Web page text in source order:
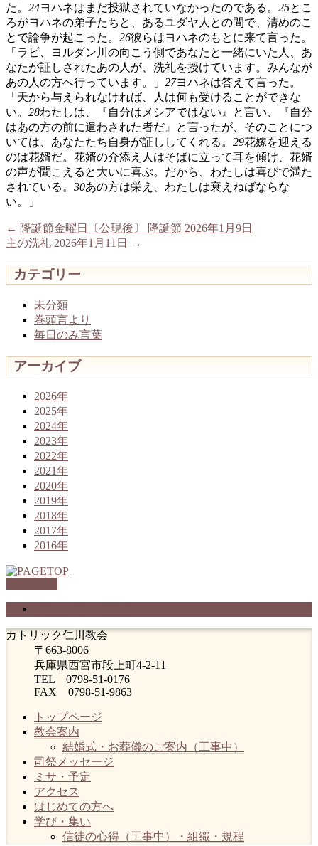
た。 24ヨハネはまだ投獄されていなかったのである。 25とこ
ろがヨハネの弟子たちと、あるユダヤ人との間で、清めのこ
とで論争が起こった。 26彼らはヨハネのもとに来て言った。
「ラビ、ヨルダン川の向こう側であなたと一緒にいた人、あ
なたが証しされたあの人が、洗礼を授けています。みんなが
あの人の方へ行っています。」 27ヨハネは答えて言った。
「天から与えられなければ、人は何も受けることができな
い。 28わたしは、『自分はメシアではない』と言い、『自分
はあの方の前に遣わされた者だ』と言ったが、そのことにつ
いては、あなたたち自身が証ししてくれる。 29花嫁を迎える
のは花婿だ。花婿の介添え人はそばに立って耳を傾け、花婿
の声が聞こえると大いに喜ぶ。だから、わたしは喜びで満た
されている。 30あの方は栄え、わたしは衰えねばならな
い。」
← 降誕節金曜日〔公現後〕 降誕節 2026年1月9日
主の洗礼 2026年1月11日
→
カテゴリー
未分類
巻頭言より
毎日のみ言葉
アーカイブ
2026年
2025年
2024年
2023年
2022年
2021年
2020年
2019年
2018年
2017年
2016年
カトリック仁川教会
〒663-8006
兵庫県西宮市段上町4-2-11
TEL 0798-51-0176
FAX 0798-51-9863
トップページ
教会案内
結婚式・お葬儀のご案内（工事中）
司祭メッセージ
ミサ・予定
アクセス
はじめての方へ
学び・集い
信徒の心得（工事中）・組織・規程